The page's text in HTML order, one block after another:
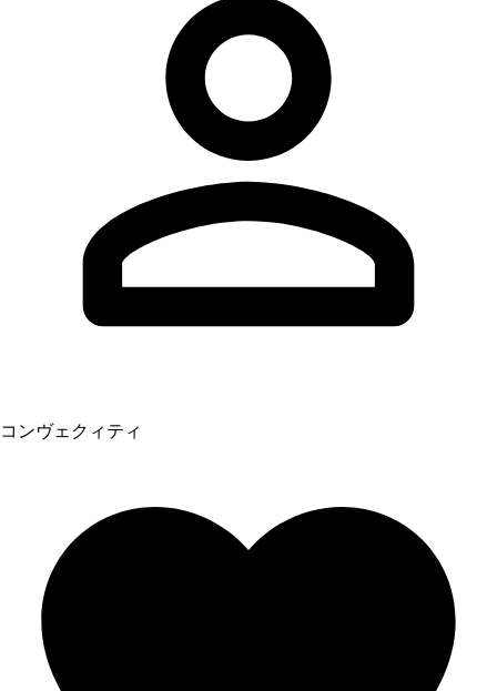
コンヴェクィティ